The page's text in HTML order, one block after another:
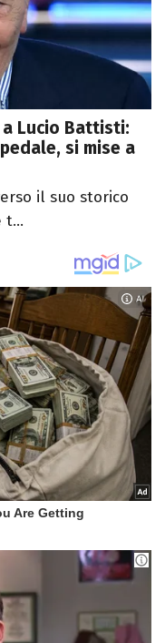
Lucio Battisti:
si mise a
il suo storico
t...